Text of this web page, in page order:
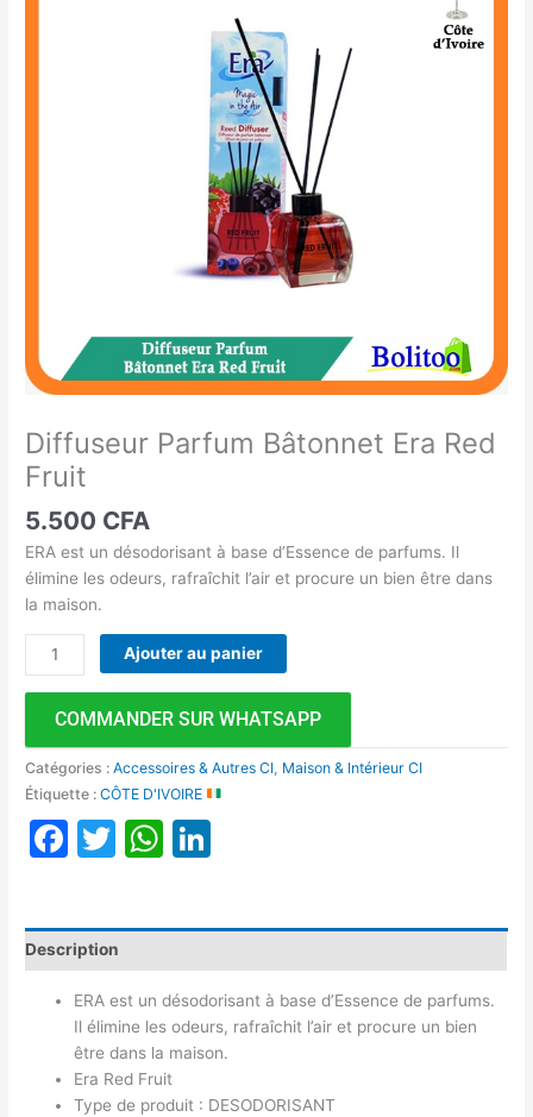
Diffuseur Parfum Bâtonnet Era Red
Fruit
5.500 CFA
ERA est un désodorisant à base d’Essence de parfums. Il
élimine les odeurs, rafraîchit l’air et procure un bien être dans
la maison.
Ajouter au panier
COMMANDER SUR WHATSAPP
Catégories :Accessoires & Autres CI Maison & Intérieur CI
Étiquette :CÔTE D'IVOIRE
Facebook
TwitterWhatsApp
Description
ERA est un désodorisant à base d’Essence de parfums.
Il élimine les odeurs, rafraîchit l’air et procure un bien
être dans la maison.
Era Red Fruit
Type de produit : DESODORISANT